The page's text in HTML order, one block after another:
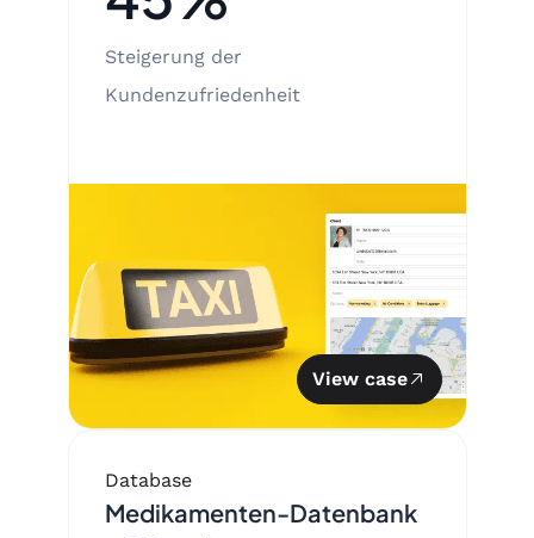
Steigerung der
Kundenzufriedenheit
View case
Database
Medikamenten-Datenbank